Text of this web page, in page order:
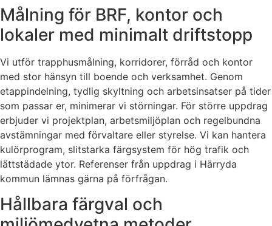
Målning för BRF, kontor och
lokaler med minimalt driftstopp
Vi utför trapphusmålning, korridorer, förråd och kontor
med stor hänsyn till boende och verksamhet. Genom
etappindelning, tydlig skyltning och arbetsinsatser på tider
som passar er, minimerar vi störningar. För större uppdrag
erbjuder vi projektplan, arbetsmiljöplan och regelbundna
avstämningar med förvaltare eller styrelse. Vi kan hantera
kulörprogram, slitstarka färgsystem för hög trafik och
lättstädade ytor. Referenser från uppdrag i Härryda
kommun lämnas gärna på förfrågan.
Hållbara färgval och